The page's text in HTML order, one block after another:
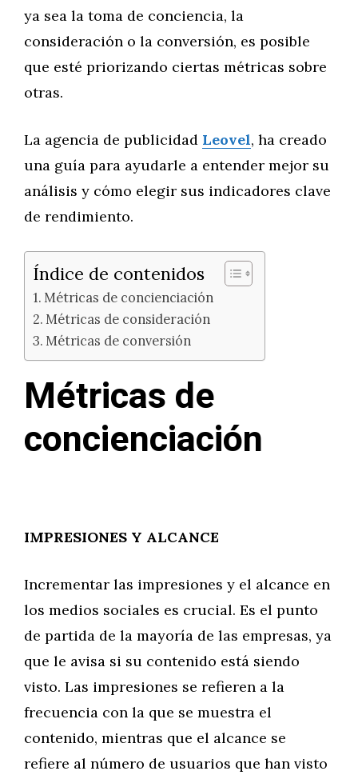
ya sea la toma de conciencia, la
consideración o la conversión, es posible
que esté priorizando ciertas métricas sobre
otras.
La agencia de publicidad Leovel, ha creado
una guía para ayudarle a entender mejor su
análisis y cómo elegir sus indicadores clave
de rendimiento.
Índice de contenidos
Métricas de concienciación
Métricas de consideración
Métricas de conversión
Métricas de
concienciación
IMPRESIONES Y ALCANCE
Incrementar las impresiones y el alcance en
los medios sociales es crucial. Es el punto
de partida de la mayoría de las empresas, ya
que le avisa si su contenido está siendo
visto. Las impresiones se refieren a la
frecuencia con la que se muestra el
contenido, mientras que el alcance se
refiere al número de usuarios que han visto